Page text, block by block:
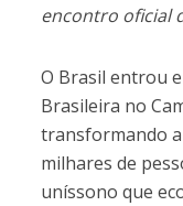
encontro oficial
O Brasil entrou
Brasileira no
transformando a
milhares de
uníssono que